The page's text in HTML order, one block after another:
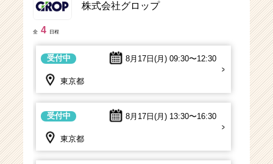
株式会社グロップ
全 4 日程
8月17日(月) 09:30〜12:30
受付中
東京都
8月17日(月) 13:30〜16:30
受付中
東京都